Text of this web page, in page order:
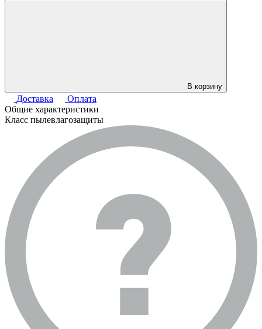
В корзину
Доставка
Оплата
Общие характеристики
Класс пылевлагозащиты